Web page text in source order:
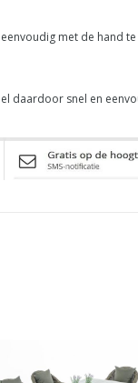
met de hand
daardoor snel en